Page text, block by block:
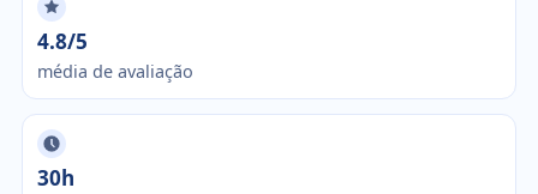
4.8/5
média de avaliação
30h